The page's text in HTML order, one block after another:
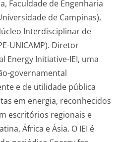
Faculdade de Engenharia
de Campinas),
Interdisciplinar de
UNICAMP). Diretor
Energy Initiative-IEI, uma
governamental
e de utilidade pública
em energia, reconhecidos
escritórios regionais e
África e Ásia. O IEI é